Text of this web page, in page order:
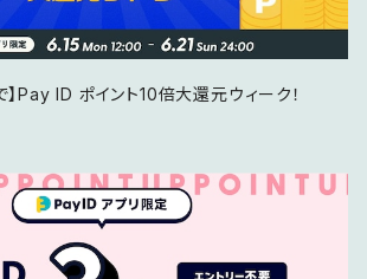
】Pay ID ポイント10倍大還元ウィーク！